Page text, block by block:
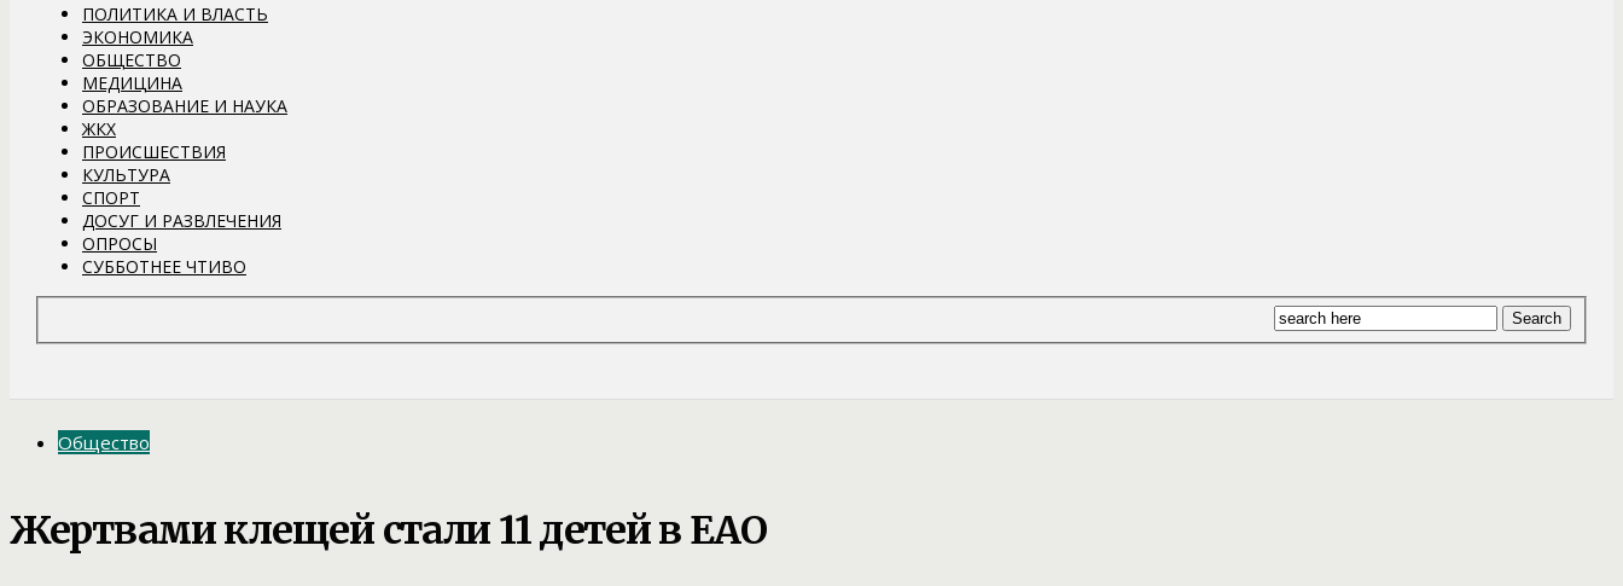
ПОЛИТИКА И ВЛАСТЬ
ЭКОНОМИКА
ОБЩЕСТВО
МЕДИЦИНА
ОБРАЗОВАНИЕ И НАУКА
ЖКХ
ПРОИСШЕСТВИЯ
КУЛЬТУРА
СПОРТ
ДОСУГ И РАЗВЛЕЧЕНИЯ
ОПРОСЫ
СУББОТНЕЕ ЧТИВО
Общество
Жертвами клещей стали 11 детей в ЕАО